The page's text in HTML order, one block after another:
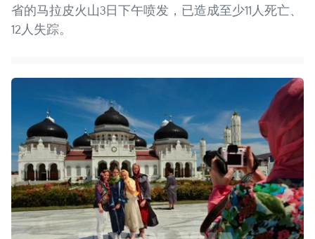
省的马拉皮火山3日下午喷发，已造成至少11人死亡、
12人失踪。